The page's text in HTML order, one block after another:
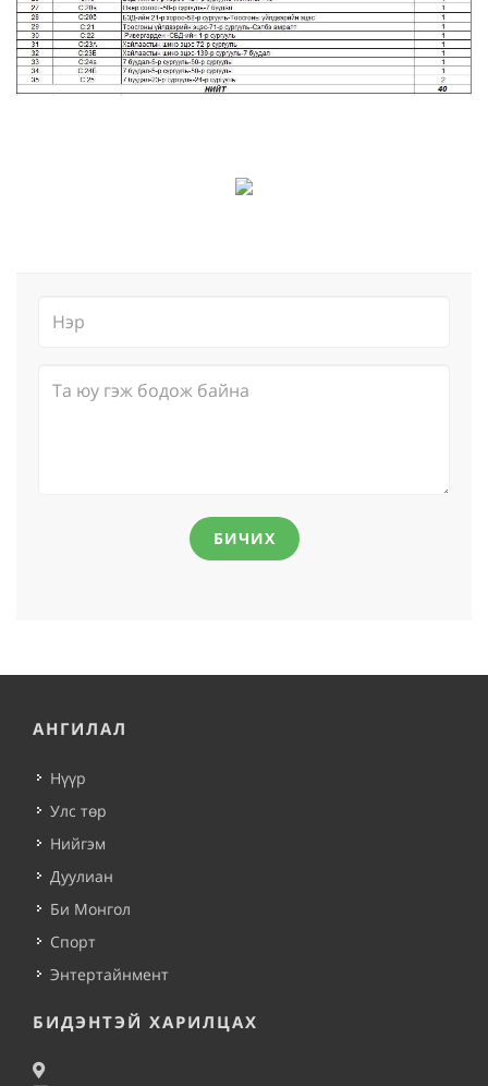
БИЧИХ
АНГИЛАЛ
Нүүр
Улс төр
Нийгэм
Дуулиан
Би Монгол
Спорт
Энтертайнмент
БИДЭНТЭЙ ХАРИЛЦАХ